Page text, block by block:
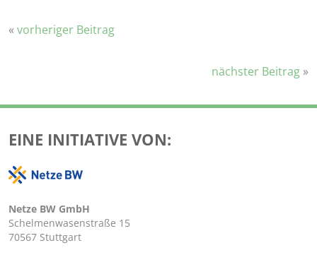
« vorheriger Beitrag
nächster Beitrag »
EINE INITIATIVE VON:
Netze BW GmbH
Schelmenwasenstraße 15
70567 Stuttgart